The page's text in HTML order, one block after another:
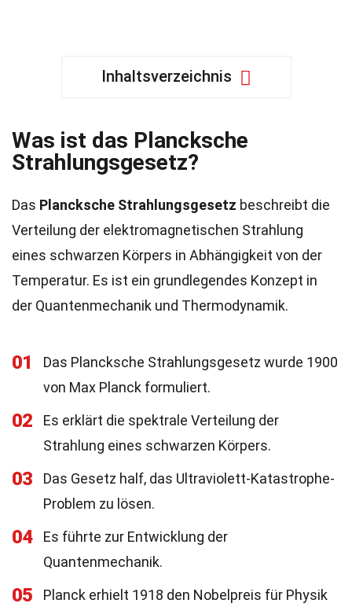
Inhaltsverzeichnis
Was ist das Plancksche
Strahlungsgesetz?
Das Plancksche Strahlungsgesetz beschreibt die
Verteilung der elektromagnetischen Strahlung
eines schwarzen Körpers in Abhängigkeit von der
Temperatur. Es ist ein grundlegendes Konzept in
der Quantenmechanik und Thermodynamik.
01
Das Plancksche Strahlungsgesetz wurde 1900
von Max Planck formuliert.
02
Es erklärt die spektrale Verteilung der
Strahlung eines schwarzen Körpers.
03
Das Gesetz half, das Ultraviolett-Katastrophe-
Problem zu lösen.
04
Es führte zur Entwicklung der
Quantenmechanik.
05
Planck erhielt 1918 den Nobelpreis für Physik